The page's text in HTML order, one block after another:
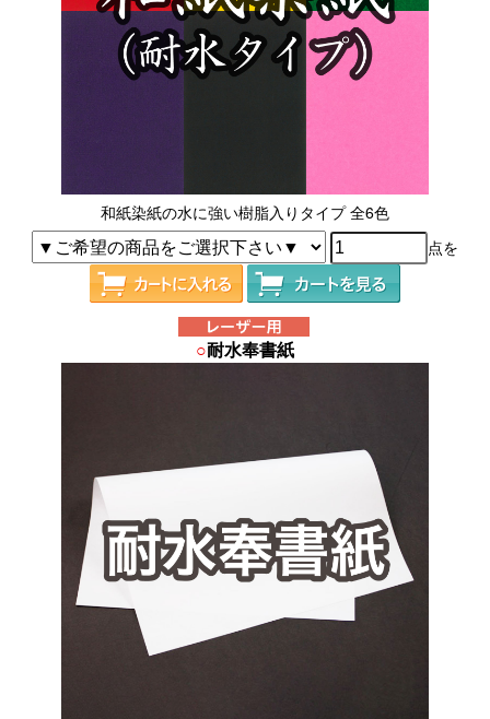
和紙染紙の水に強い樹脂入りタイプ 全6色
点を
○耐水奉書紙